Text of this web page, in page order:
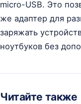
micro-USB. Это
же адаптер для
заряжать
ноутбуков без
Читайте также